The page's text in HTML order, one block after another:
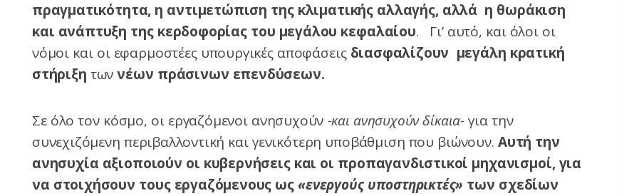
πραγματικότητα, η αντιμετώπιση της κλιματικής αλλαγής, αλλά η θωράκιση
και ανάπτυξη της κερδοφορίας του μεγάλου κεφαλαίου. Γι’ αυτό, και όλοι οι
νόμοι και οι εφαρμοστέες υπουργικές αποφάσεις διασφαλίζουν μεγάλη κρατική
στήριξη τωννέων πράσινων επενδύσεων.
Σε όλο τον κόσμο, οι εργαζόμενοι ανησυχούν -και ανησυχούν δίκαια-για την
συνεχιζόμενη περιβαλλοντική και γενικότερη υποβάθμιση που βιώνουν. Αυτή την
ανησυχία αξιοποιούν οι κυβερνήσεις και οι προπαγανδιστικοί μηχανισμοί, για
να στοιχήσουν τους εργαζόμενους ως«ενεργούς υποστηρικτές» των σχεδίων